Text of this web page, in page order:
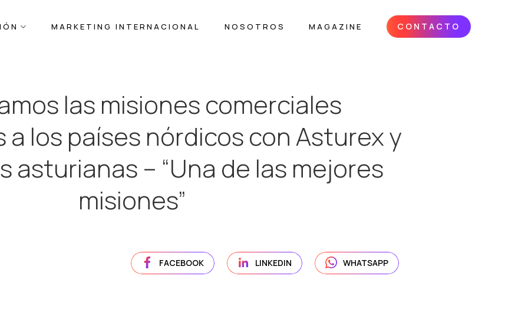
MARKETING INTERNACIONAL NOSOTROS MAGAZINE CONTACTO
las misiones comerciales
los países nórdicos con Asturex y
asturianas – “Una de las mejores
misiones”
FACEBOOK LINKEDIN WHATSAPP